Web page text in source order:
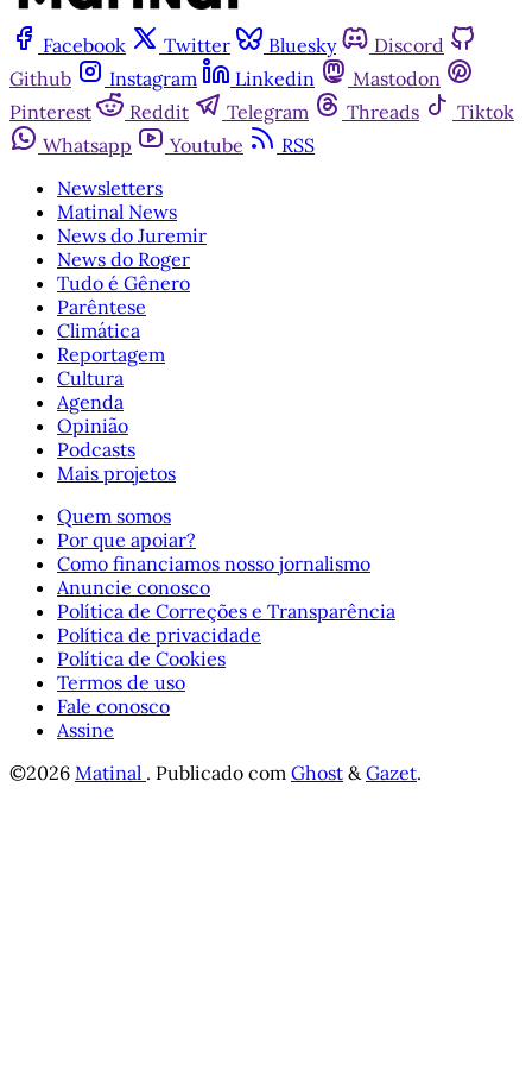
Facebook Twitter Bluesky
Discord
Github
Instagram Linkedin
Mastodon
Pinterest
Reddit Telegram Threads
Tiktok
Whatsapp
Youtube
RSS
Newsletters
Matinal News
News do Juremir
News do Roger
Tudo é Gênero
Parêntese
Climática
Reportagem
Cultura
Agenda
Opinião
Podcasts
Mais projetos
Quem somos
Por que apoiar?
Como financiamos nosso jornalismo
Anuncie conosco
Política de Correções e Transparência
Política de privacidade
Política de Cookies
Termos de uso
Fale conosco
Assine
©2026 Matinal . Publicado com Ghost &Gazet.